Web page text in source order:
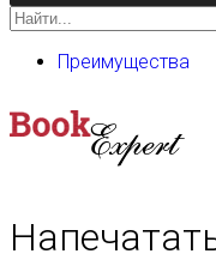
Search
for:
Преимущества